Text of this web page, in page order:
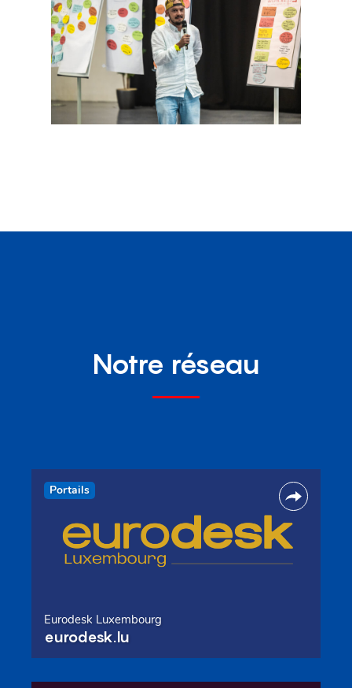
Notre réseau
Portails
Eurodesk Luxembourg
eurodesk.lu